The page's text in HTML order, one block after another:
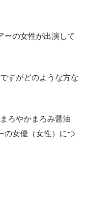
ーの女性が出演して
すがどのような方な
ろやかまろみ醤油
の女優（女性）につ